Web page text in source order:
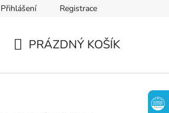
Přihlášení Registrace
PRÁZDNÝ KOŠÍK